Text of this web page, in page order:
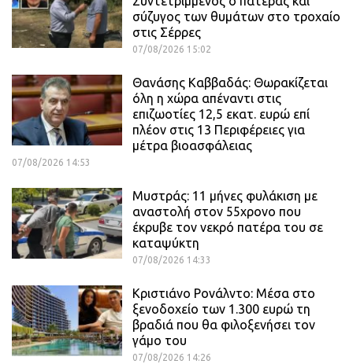
σύζυγος των θυμάτων στο τροχαίο
στις Σέρρες
07/08/2026 15:02
Θανάσης Καββαδάς: Θωρακίζεται
όλη η χώρα απέναντι στις
επιζωοτίες 12,5 εκατ. ευρώ επί
πλέον στις 13 Περιφέρειες για
μέτρα βιοασφάλειας
07/08/2026 14:53
Μυστράς: 11 μήνες φυλάκιση με
αναστολή στον 55χρονο που
έκρυβε τον νεκρό πατέρα του σε
καταψύκτη
07/08/2026 14:33
Κριστιάνο Ρονάλντο: Μέσα στο
ξενοδοχείο των 1.300 ευρώ τη
βραδιά που θα φιλοξενήσει τον
γάμο του
07/08/2026 14:26